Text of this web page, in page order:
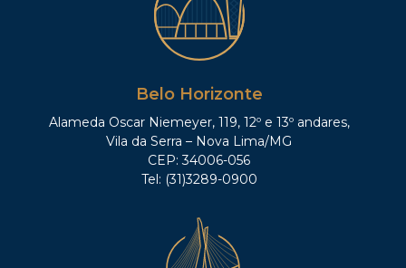
Belo Horizonte
Alameda Oscar Niemeyer, 119, 12º e 13º andares,
Vila da Serra – Nova Lima/MG
CEP: 34006-056
Tel: (31)3289-0900